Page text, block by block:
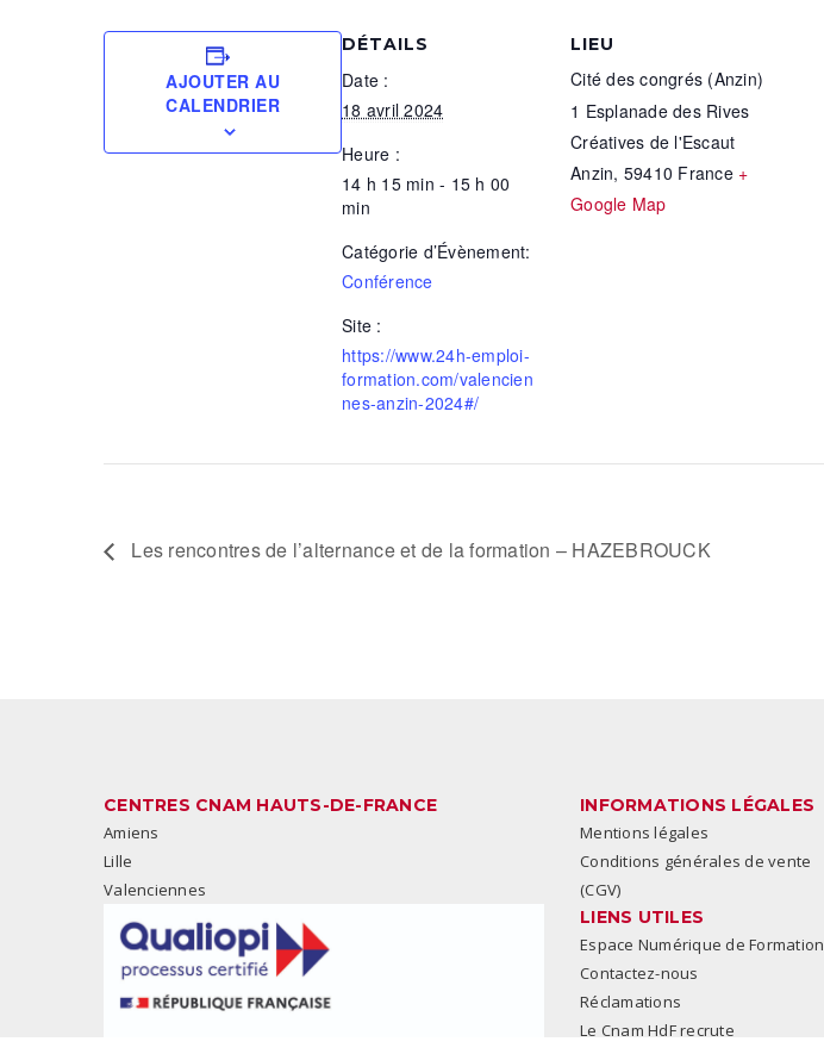
AJOUTER AU
CALENDRIER
DÉTAILS
Date :
18 avril 2024
Heure :
14 h 15 min - 15 h 00
min
Catégorie d’Évènement:
Conférence
Site :
https://www.24h-emploi-
formation.com/valencien
nes-anzin-2024#/
LIEU
Cité des congrés (Anzin)
1 Esplanade des Rives
Créatives de l'Escaut
Anzin, 59410 France +
Google Map
Les rencontres de l’alternance et de la formation – HAZEBROUCK
CENTRES CNAM HAUTS-DE-FRANCE
Amiens
Lille
Valenciennes
INFORMATIONS LÉGALES
Mentions légales
Conditions générales de vente
(CGV)
LIENS UTILES
Espace Numérique de Formation
Contactez-nous
Réclamations
Le Cnam HdF recrute